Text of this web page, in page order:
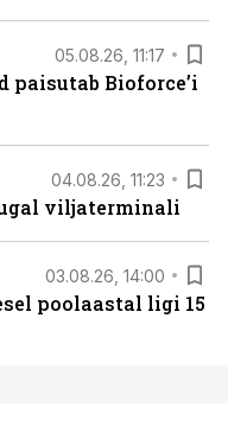
05.08.26, 11:17
paisutab Bioforce’i
04.08.26, 11:23
viljaterminali
03.08.26, 14:00
poolaastal ligi 15